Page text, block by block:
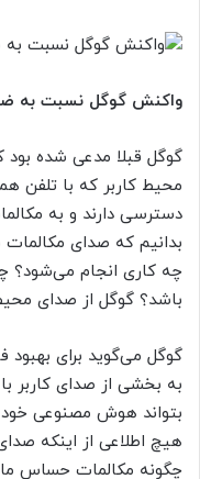
واکنش گوگل نسبت به
گوگل قبلا مدعی شده
محیط کاربر که با تلفن
دسترسی دارند و به
بدانیم که صدای
چه کاری انجام می‌شود؟
باشد؟ گوگل از صدای
گوگل می‌گوید برای
به بخشی از صدای کاربر
بتواند هوش مصنوعی خود
هیچ اطلاعی از اینکه
چگونه مکالمات حساس